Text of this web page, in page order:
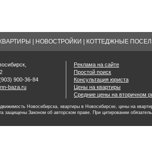
КВАРТИРЫ НОВОСТРОЙКИ КОТТЕДЖНЫЕ
900-36-84
baza.ru
Реклама на сайте
Простой поиск
Консультация юриста
Цены на квартиры
Средние цены на вторичном
Новосибирска, квартиры в Новосибирске, цены на
защищены Законом об авторском праве. При цитировании